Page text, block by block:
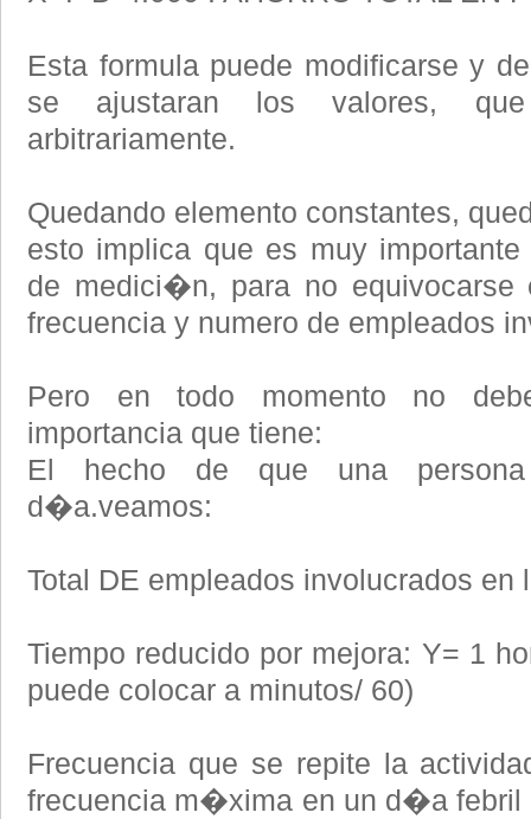
Esta formula puede modificarse y
se ajustaran los valores,
arbitrariamente.
Quedando elemento constantes,
esto implica que es muy
de medici�n, para no equivocarse
frecuencia y numero de empleados
Pero en todo momento no
importancia que tiene:
El hecho de que una
d�a.veamos:
Total DE empleados involucrados en
Tiempo reducido por mejora: Y= 1
puede colocar a minutos/ 60)
Frecuencia que se repite la
frecuencia m�xima en un d�a